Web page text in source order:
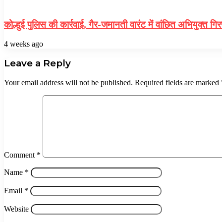
कोल्हुई पुलिस की कार्रवाई, गैर-जमानती वारंट में वांछित अभियुक्त
4 weeks ago
Leave a Reply
Your email address will not be published. Required fields are marked
Comment *
Name *
Email *
Website